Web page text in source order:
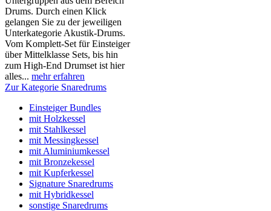
Drums. Durch einen Klick
gelangen Sie zu der jeweiligen
Unterkategorie Akustik-Drums.
Vom Komplett-Set für Einsteiger
über Mittelklasse Sets, bis hin
zum High-End Drumset ist hier
alles... mehr erfahren
Zur Kategorie Snaredrums
Einsteiger Bundles
mit Holzkessel
mit Stahlkessel
mit Messingkessel
mit Aluminiumkessel
mit Bronzekessel
mit Kupferkessel
Signature Snaredrums
mit Hybridkessel
sonstige Snaredrums